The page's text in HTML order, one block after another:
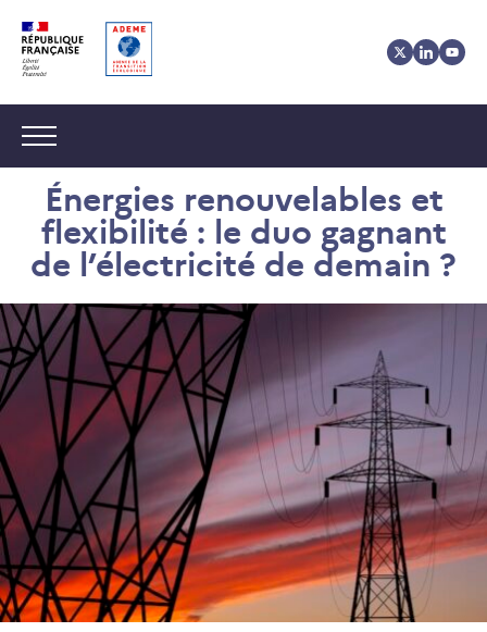
au
contenu
au
menu
des
cookies
Navigation :
Énergies renouvelables et
flexibilité : le duo gagnant
de l’électricité de demain ?